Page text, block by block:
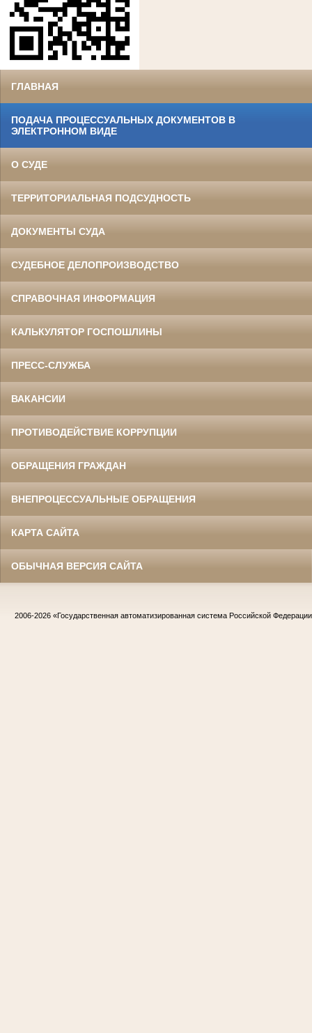
ГЛАВНАЯ
ПОДАЧА ПРОЦЕССУАЛЬНЫХ ДОКУМЕНТОВ В
ЭЛЕКТРОННОМ ВИДЕ
О СУДЕ
ТЕРРИТОРИАЛЬНАЯ ПОДСУДНОСТЬ
ДОКУМЕНТЫ СУДА
СУДЕБНОЕ ДЕЛОПРОИЗВОДСТВО
СПРАВОЧНАЯ ИНФОРМАЦИЯ
КАЛЬКУЛЯТОР ГОСПОШЛИНЫ
ПРЕСС-СЛУЖБА
ВАКАНСИИ
ПРОТИВОДЕЙСТВИЕ КОРРУПЦИИ
ОБРАЩЕНИЯ ГРАЖДАН
ВНЕПРОЦЕССУАЛЬНЫЕ ОБРАЩЕНИЯ
КАРТА САЙТА
ОБЫЧНАЯ ВЕРСИЯ САЙТА
2006-2026 «Государственная автоматизированная система Российской